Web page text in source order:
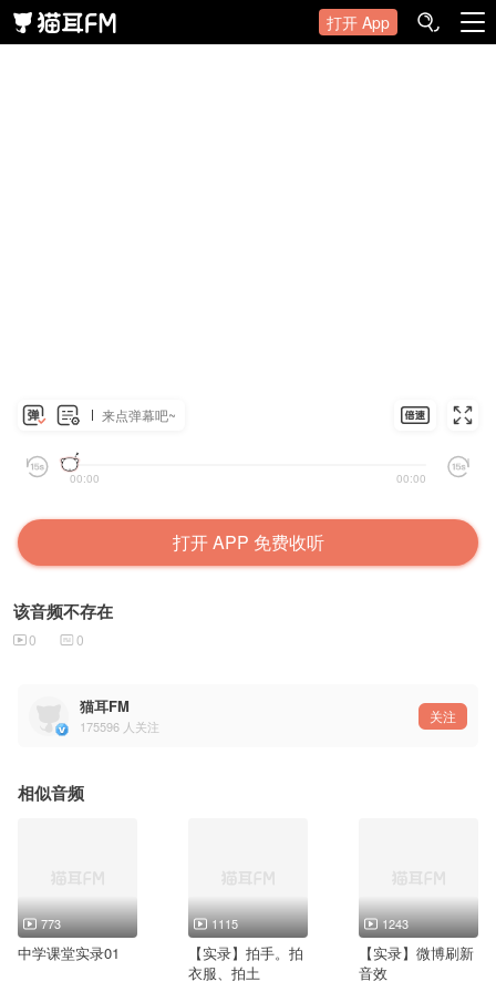
打开 App
来点弹幕吧~
00:00 00:00
打开 APP 免费收听
该音频不存在
0 0
猫耳FM
175596 人关注
关注
相似音频
773
中学课堂实录01
1115
【实录】拍手。拍
衣服、拍土
1243
【实录】微博刷新
音效